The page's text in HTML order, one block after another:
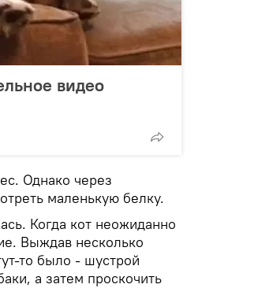
видео
Однако через
маленькую белку.
Когда кот неожиданно
Выждав несколько
то было - шустрой
а затем проскочить